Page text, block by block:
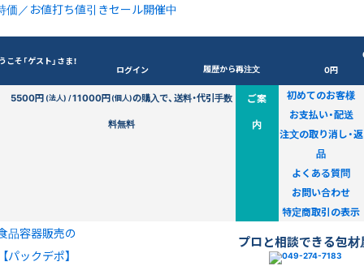
価／お値打ち値引きセール開催中
こそ「ゲスト」さま！
ログイン 履歴から再注文
0円
5500円(法人) /11000円(個人)の購入で、送料・代引手数
料無料
ご案
内
初めてのお客様
お支払い・配送
注文の取り消し・返
品
よくある質問
お問い合わせ
特定商取引の表示
品容器販売の
【パックデポ】
プロと相談できる包材